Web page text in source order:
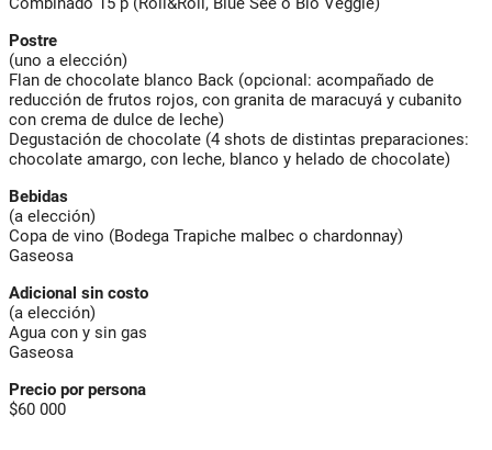
Postre
(uno a elección)
Flan de chocolate blanco Back (opcional: acompañado de
reducción de frutos rojos, con granita de maracuyá y cubanito
con crema de dulce de leche)
Degustación de chocolate (4 shots de distintas preparaciones:
chocolate amargo, con leche, blanco y helado de chocolate)
Bebidas
(a elección)
Copa de vino (Bodega Trapiche malbec o chardonnay)
Gaseosa
Adicional sin costo
(a elección)
Agua con y sin gas
Gaseosa
Precio por persona
$60 000